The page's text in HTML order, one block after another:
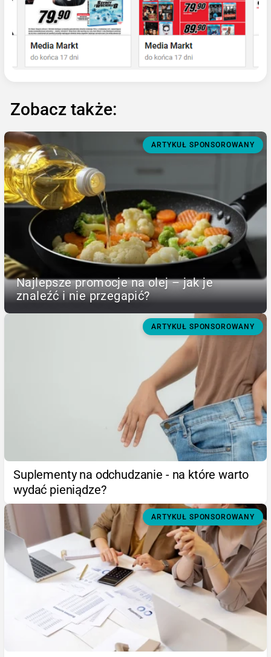
Zobacz także:
ARTYKUŁ SPONSOROWANY
Najlepsze promocje na olej – jak je
znaleźć i nie przegapić?
ARTYKUŁ SPONSOROWANY
Suplementy na odchudzanie - na które warto
wydać pieniądze?
ARTYKUŁ SPONSOROWANY